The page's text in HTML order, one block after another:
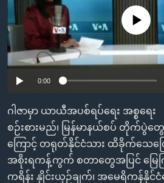
အ
ညွန်း
စာမျက်နှာ
ကြည့်
ရန်
ရှာဖွေ
ရန်
နေရာ
ရုပ်ရှင်ထဲက အင်္ဂလိပ်စာ
သုတပဒေသာ အင်္ဂလိပ်စာ
တီဗွီ
ရေဒီယို/တီဗွီအစီအစဉ်
Learning English
ဗွီအိုအေ လူမှုကွန်ယက်များ
ဘာသာစကားများ
No media source
0:00
ဂါဇာမှာ ယာယီအပစ်ရပ်ရေး အစ္စရေး
စဉ်းစားမည်၊ မြန်မာနယ်စပ် တိုက်ပွဲတွေ
ကြောင့် တရုတ်နိုင်ငံသား ထိခိုက်သ
အစိုးရကန့်ကွက် စတာတွေအပြင် မြေကြီ
ကရိန်း နှိုင်းယှဉ်ချက်၊ အမေရိကန်နိုင်ငံရ